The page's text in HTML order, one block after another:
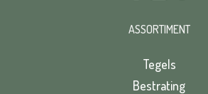
ASSORTIMENT
Tegels
Bestrating